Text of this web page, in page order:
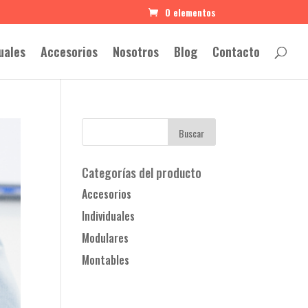
0 elementos
Accesorios Nosotros Blog Contacto
Categorías del producto
Accesorios
Individuales
Modulares
Montables